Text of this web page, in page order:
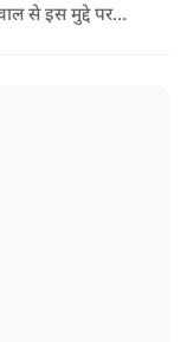
से इस मुद्दे पर